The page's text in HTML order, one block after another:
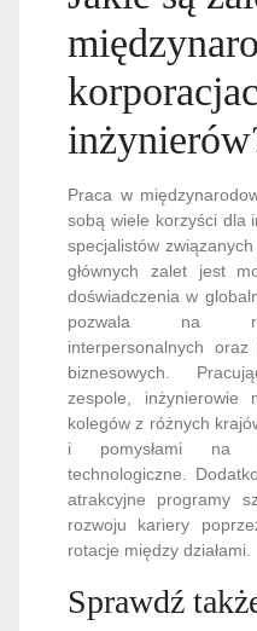
Praca w
sobą wiele korzyści dla
specjalistów
głównych zalet jest
doświadczenia w
pozwala na
interpersonalnych
biznesowych.
zespole,
kolegów z różnych
i pomysłami na
technologiczne.
atrakcyjne programy
rozwoju kariery
rotacje między działami.
Sprawdź